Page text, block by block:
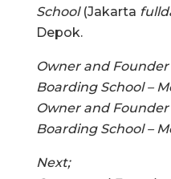
School (Jakarta
Depok.
Owner and
Boarding School –
Owner and
Boarding School –
Next;